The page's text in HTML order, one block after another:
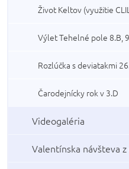
Život Keltov (využitie
Výlet Tehelné pole 8.B,
Rozlúčka s deviatakmi
Čarodejnícky rok v 3.D
Videogaléria
Valentínska návšteva